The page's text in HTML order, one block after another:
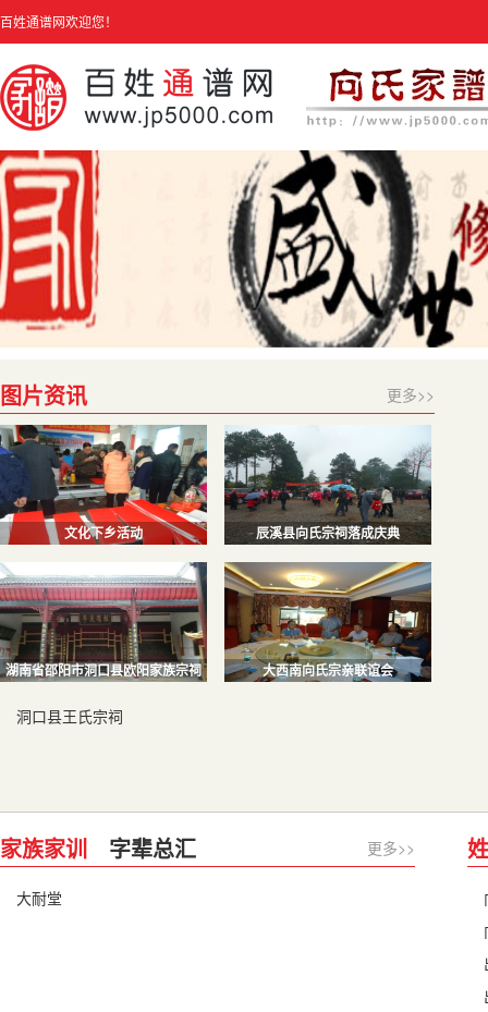
百姓通谱网欢迎您！
图片资讯 更多>>
文化下乡活动 辰溪县向氏宗祠落成庆典
湖南省邵阳市洞口县欧阳家族宗祠 大西南向氏宗亲联谊会
洞口县王氏宗祠
家族家训 字辈总汇 更多>>
大耐堂